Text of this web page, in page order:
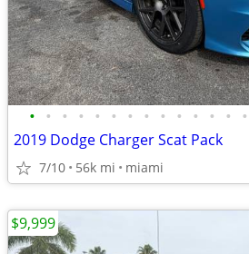
• • • • • • • • • • • • • •
2019 Dodge Charger Scat Pack
7/10 56k mi miami
$9,999